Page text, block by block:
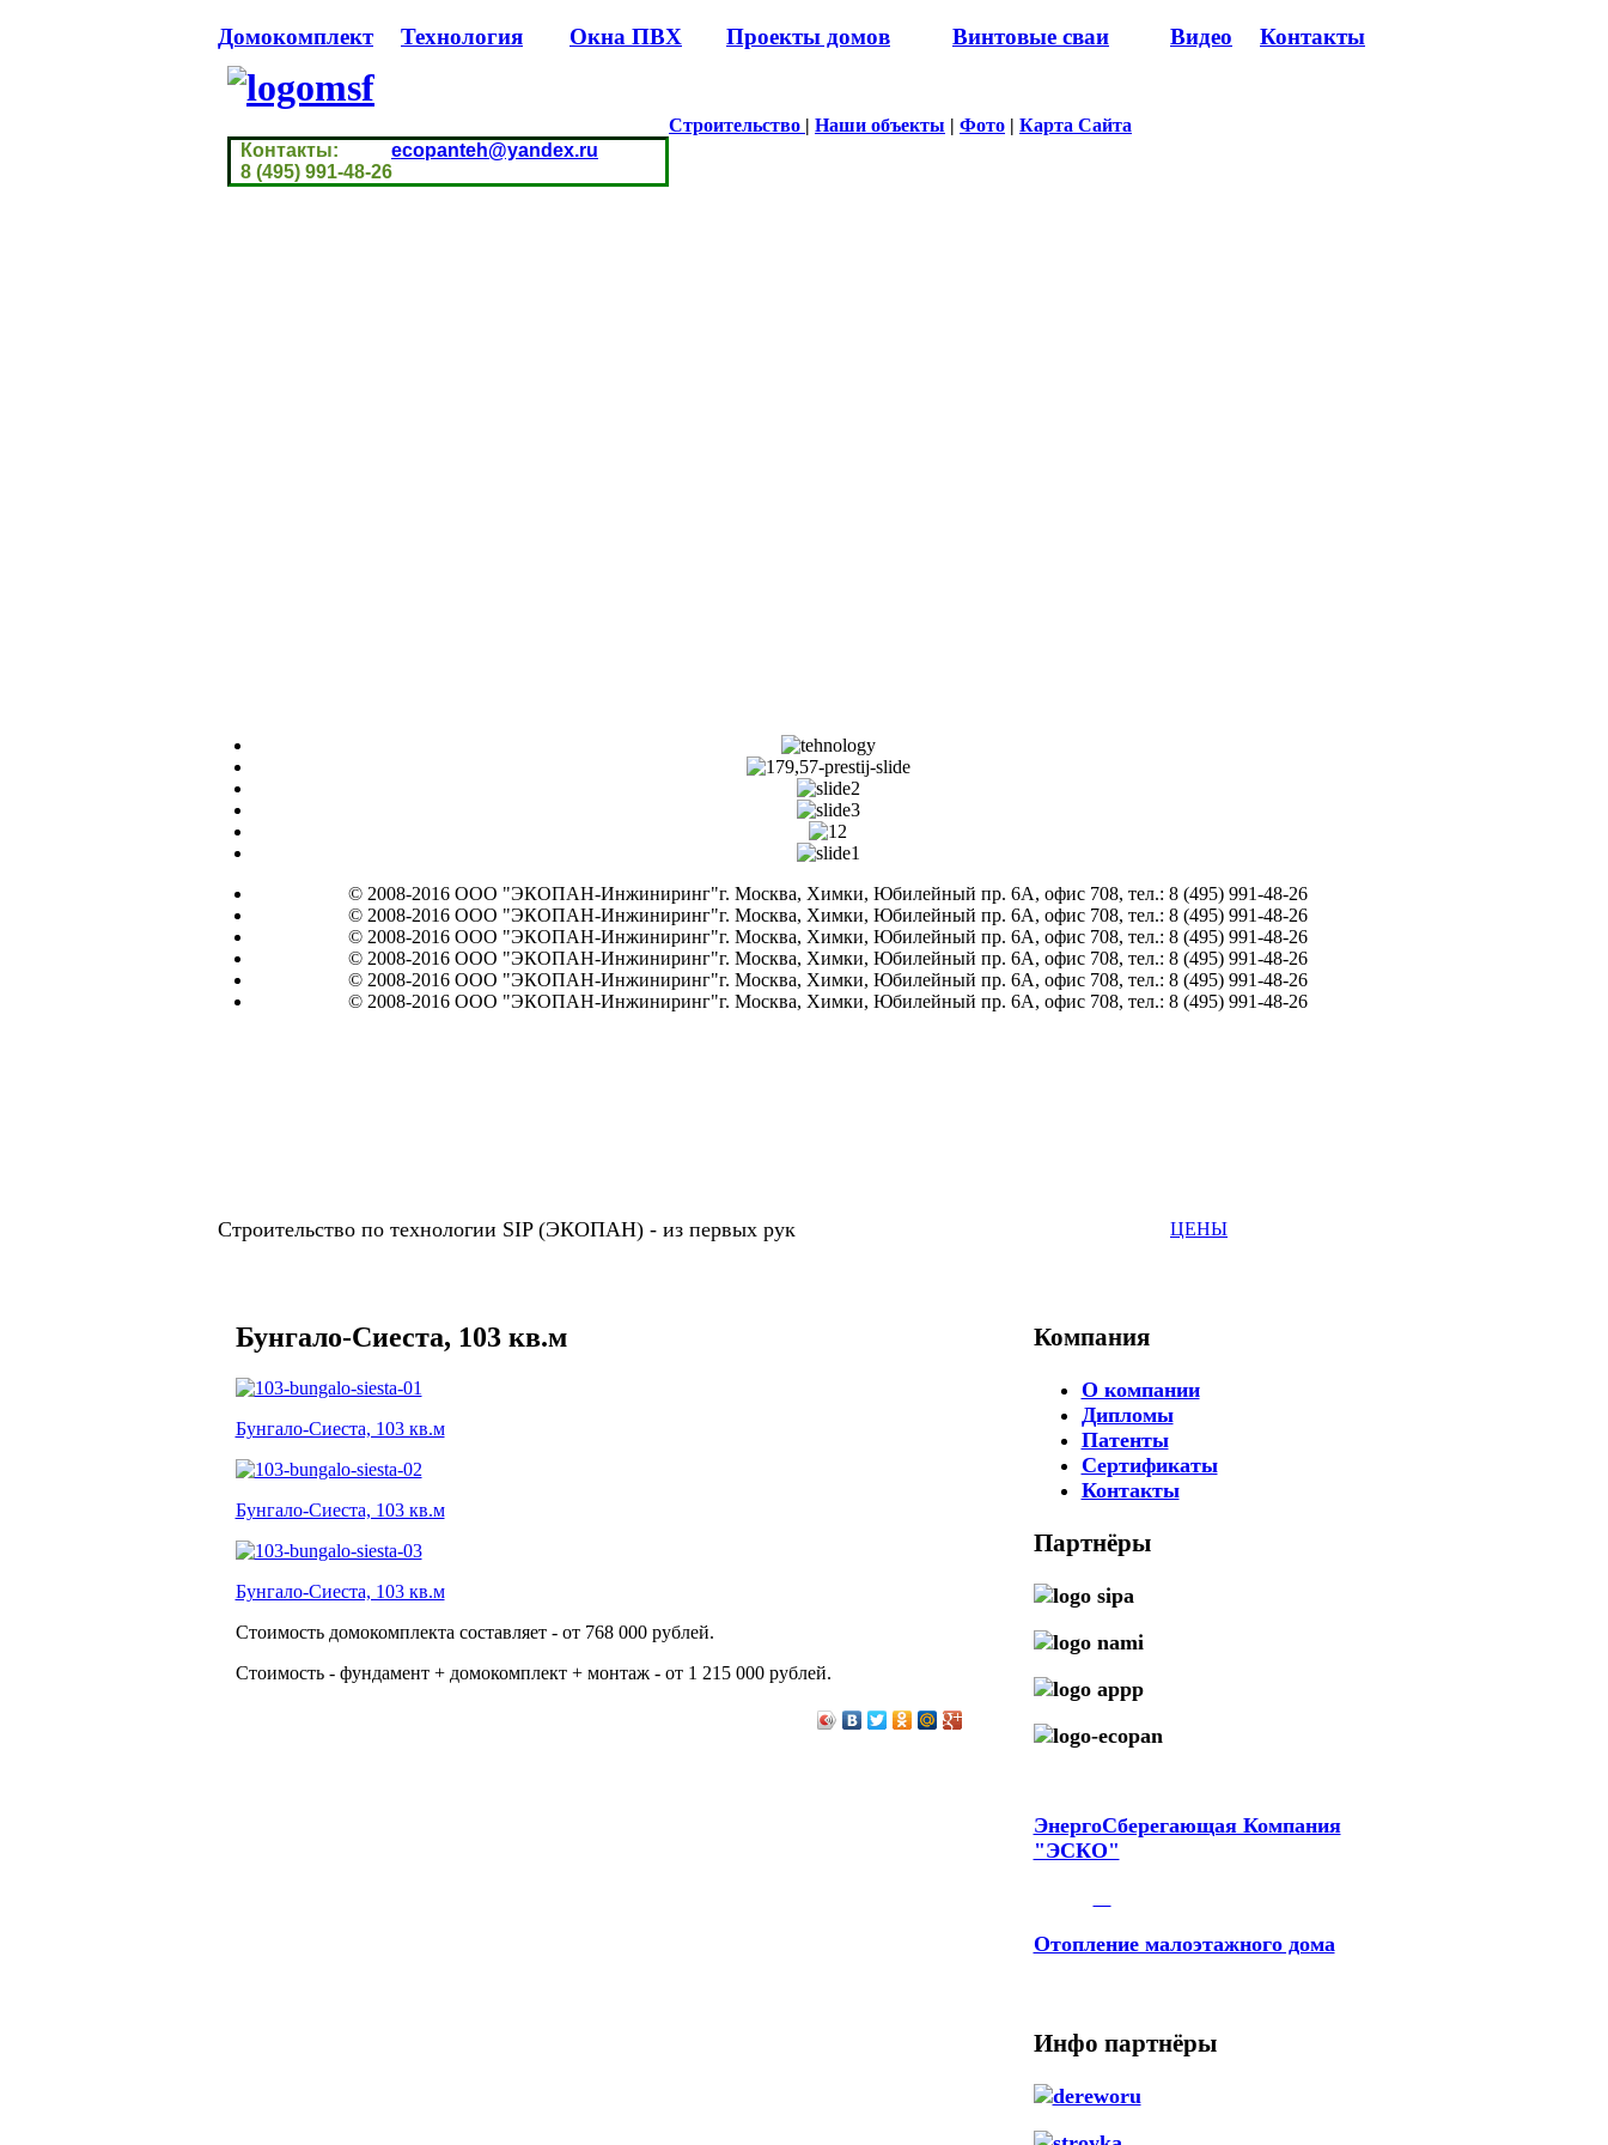
Домокомплект Технология Окна ПВХ Проекты домов Винтовые сваи Видео Контакты
Контакты: ecopanteh@yandex.ru
8 (495) 991-48-26
Строительство | Наши объекты | Фото | Карта Сайта
© 2008-2016 ООО "ЭКОПАН-Инжиниринг"г. Москва, Химки, Юбилейный пр. 6A, офис 708, тел.: 8 (495) 991-48-26
© 2008-2016 ООО "ЭКОПАН-Инжиниринг"г. Москва, Химки, Юбилейный пр. 6A, офис 708, тел.: 8 (495) 991-48-26
© 2008-2016 ООО "ЭКОПАН-Инжиниринг"г. Москва, Химки, Юбилейный пр. 6A, офис 708, тел.: 8 (495) 991-48-26
© 2008-2016 ООО "ЭКОПАН-Инжиниринг"г. Москва, Химки, Юбилейный пр. 6A, офис 708, тел.: 8 (495) 991-48-26
© 2008-2016 ООО "ЭКОПАН-Инжиниринг"г. Москва, Химки, Юбилейный пр. 6A, офис 708, тел.: 8 (495) 991-48-26
© 2008-2016 ООО "ЭКОПАН-Инжиниринг"г. Москва, Химки, Юбилейный пр. 6A, офис 708, тел.: 8 (495) 991-48-26
Строительство по технологии SIP (ЭКОПАН) - из первых рук ЦЕНЫ
Бунгало-Сиеста, 103 кв.м
Бунгало-Сиеста, 103 кв.м
Бунгало-Сиеста, 103 кв.м
Бунгало-Сиеста, 103 кв.м
Стоимость домокомплекта составляет - от 768 000 рублей.
Стоимость - фундамент + домокомплект + монтаж - от 1 215 000 рублей.
Компания
О компании
Дипломы
Патенты
Сертификаты
Контакты
Партнёры
ЭнергоСберегающая Компания
"ЭСКО"
Отопление малоэтажного дома
Инфо партнёры